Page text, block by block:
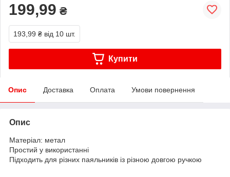
199,99 ₴
193,99 ₴ від 10 шт.
Купити
Опис Доставка Оплата Умови повернення
Опис
Матеріал: метал
Простий у використанні
Підходить для різних паяльників із різною довгою ручкою